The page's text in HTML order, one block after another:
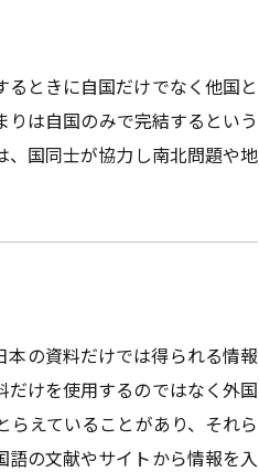
ときに自国だけでなく他国と
は自国のみで完結するという
、国同士が協力し南北問題や地
の資料だけでは得られる情報
けを使用するのではなく外国
えていることがあり、それら
の文献やサイトから情報を入